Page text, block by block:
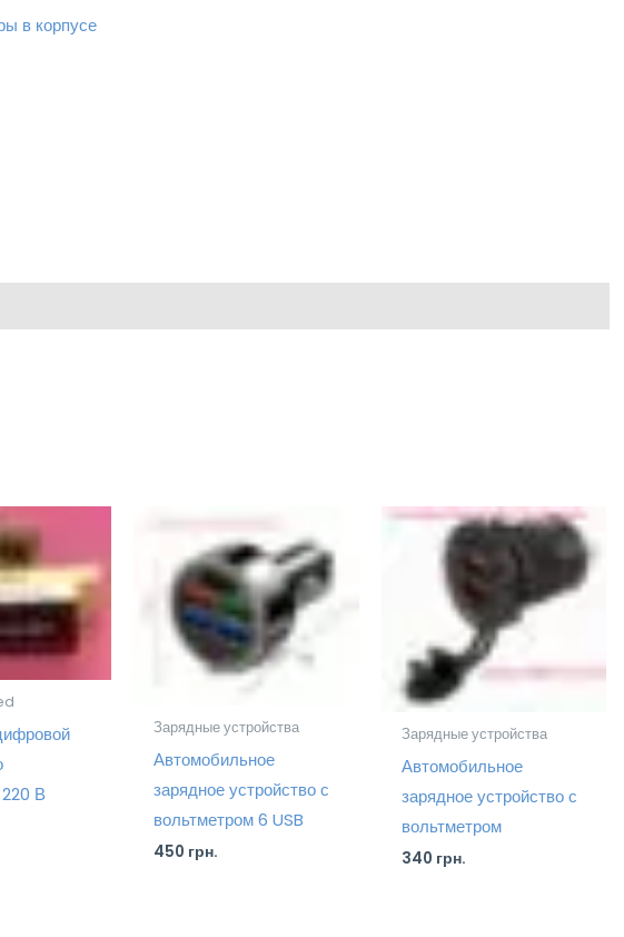
в корпусе
В
Зарядные устройства
Автомобильное
зарядное устройство с
вольтметром 6 USB
450 грн.
Зарядные устройства
Автомобильное
зарядное устройство с
вольтметром
340 грн.